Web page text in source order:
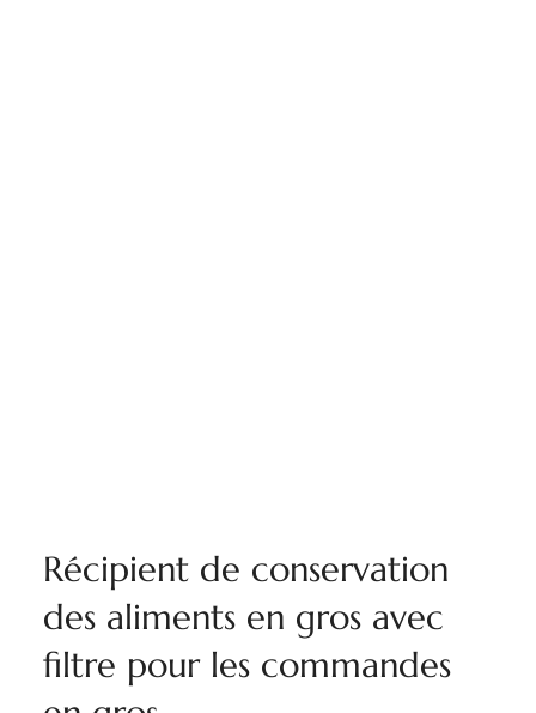
Récipient de conservation
des aliments en gros avec
filtre pour les commandes